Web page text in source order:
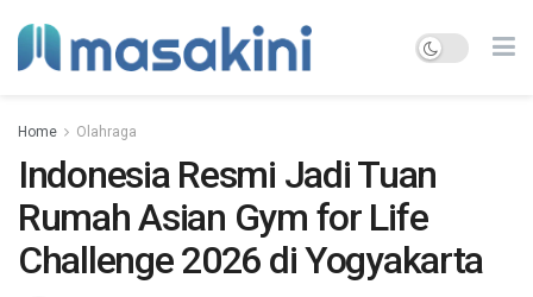
Home Olahraga
Indonesia Resmi Jadi Tuan
Rumah Asian Gym for Life
Challenge 2026 di Yogyakarta